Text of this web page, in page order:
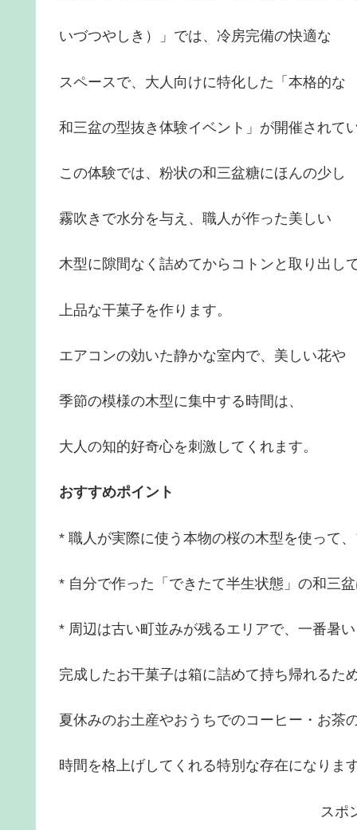
いづつやしき）」では、冷房完備の快適な
スペースで、大人向けに特化した「本格的な
和三盆の型抜き体験イベント」が開催されてい
この体験では、粉状の和三盆糖にほんの少し
霧吹きで水分を与え、職人が作った美しい
木型に隙間なく詰めてからコトンと取り出して
上品な干菓子を作ります。
エアコンの効いた静かな室内で、美しい花や
季節の模様の木型に集中する時間は、
大人の知的好奇心を刺激してくれます。
おすすめポイント
* 職人が実際に使う本物の桜の木型を使って
* 自分で作った「できたて半生状態」の和三
* 周辺は古い町並みが残るエリアで、一番暑
完成したお干菓子は箱に詰めて持ち帰れるため
夏休みのお土産やおうちでのコーヒー・お茶
時間を格上げしてくれる特別な存在になります
スポ